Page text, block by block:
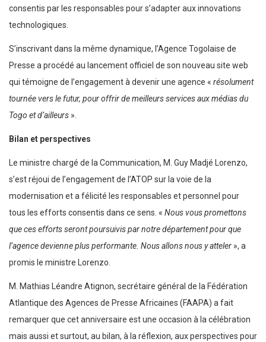
consentis par les responsables pour s’adapter aux innovations
technologiques.
S’inscrivant dans la même dynamique, l’Agence Togolaise de
Presse a procédé au lancement officiel de son nouveau site web
qui témoigne de l’engagement à devenir une agence « résolument
tournée vers le futur, pour offrir de meilleurs services aux médias du
Togo et d’ailleurs ».
Bilan et perspectives
Le ministre chargé de la Communication, M. Guy Madjé Lorenzo,
s’est réjoui de l’engagement de l’ATOP sur la voie de la
modernisation et a félicité les responsables et personnel pour
tous les efforts consentis dans ce sens. « Nous vous promettons
que ces efforts seront poursuivis par notre département pour que
l’agence devienne plus performante. Nous allons nous y atteler », a
promis le ministre Lorenzo.
M. Mathias Léandre Atignon, secrétaire général de la Fédération
Atlantique des Agences de Presse Africaines (FAAPA) a fait
remarquer que cet anniversaire est une occasion à la célébration
mais aussi et surtout, au bilan, à la réflexion, aux perspectives pour